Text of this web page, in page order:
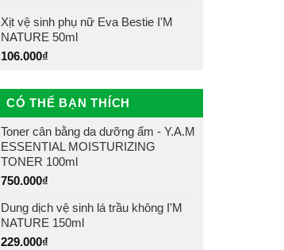
Xịt vệ sinh phụ nữ Eva Bestie I'M
NATURE 50ml
106.000₫
CÓ THỂ BẠN THÍCH
Toner cân bằng da dưỡng ẩm - Y.A.M
ESSENTIAL MOISTURIZING
TONER 100ml
750.000₫
Dung dịch vệ sinh lá trầu không I'M
NATURE 150ml
229.000₫